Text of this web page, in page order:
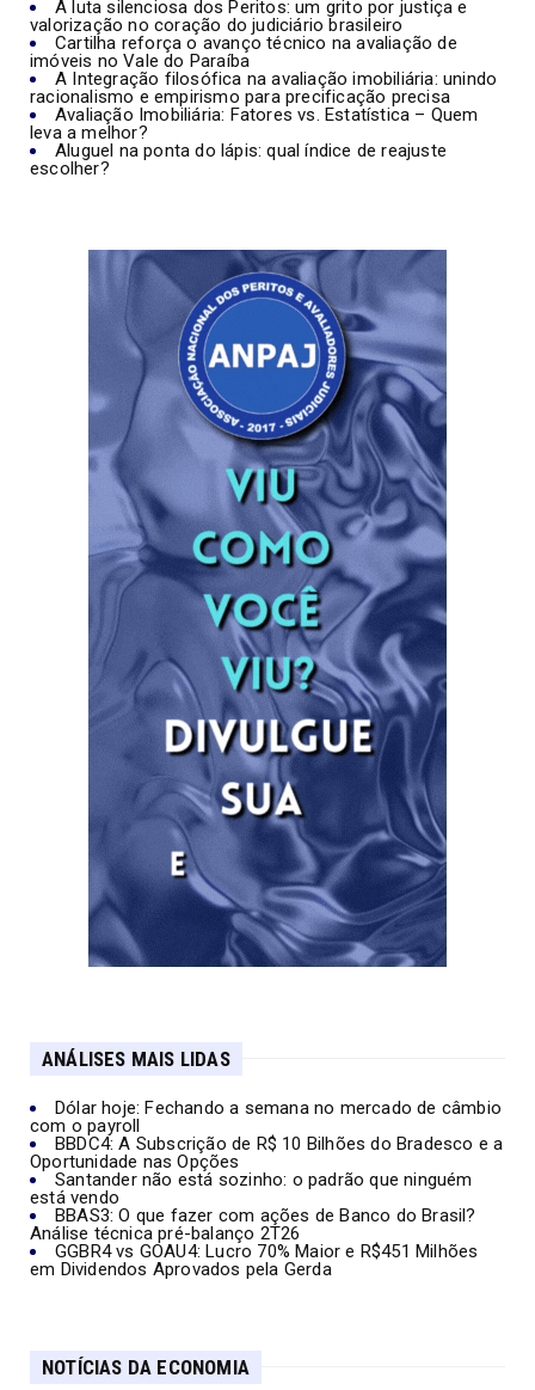
A luta silenciosa dos Peritos: um grito por justiça e
valorização no coração do judiciário brasileiro
Cartilha reforça o avanço técnico na avaliação de
imóveis no Vale do Paraíba
A Integração filosófica na avaliação imobiliária: unindo
racionalismo e empirismo para precificação precisa
Avaliação Imobiliária: Fatores vs. Estatística – Quem
leva a melhor?
Aluguel na ponta do lápis: qual índice de reajuste
escolher?
ANÁLISES MAIS LIDAS
Dólar hoje: Fechando a semana no mercado de câmbio
com o payroll
BBDC4: A Subscrição de R$ 10 Bilhões do Bradesco e a
Oportunidade nas Opções
Santander não está sozinho: o padrão que ninguém
está vendo
BBAS3: O que fazer com ações de Banco do Brasil?
Análise técnica pré-balanço 2T26
GGBR4 vs GOAU4: Lucro 70% Maior e R$451 Milhões
em Dividendos Aprovados pela Gerda
NOTÍCIAS DA ECONOMIA